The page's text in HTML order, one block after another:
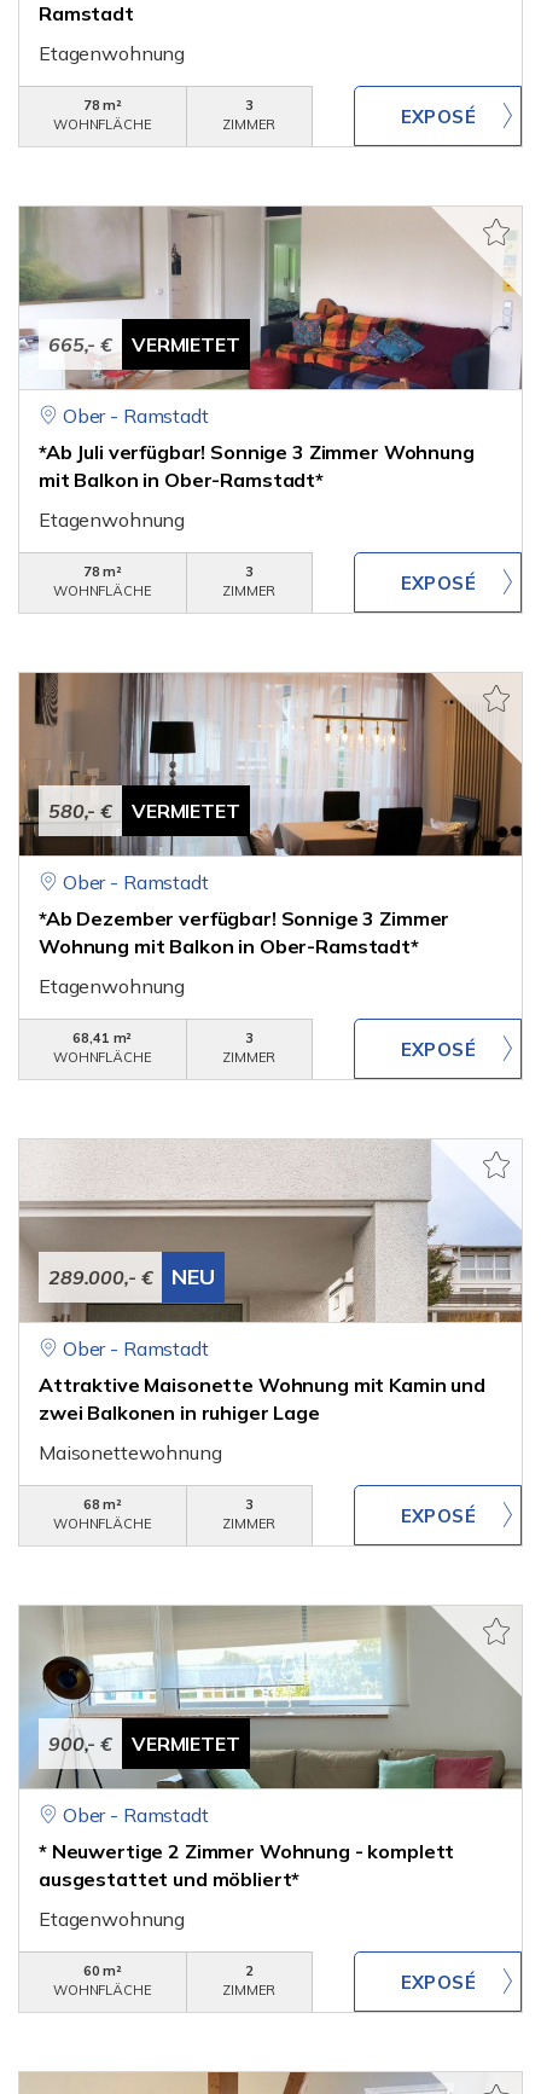
Ramstadt
Etagenwohnung
78 m²
WOHNFLÄCHE
3
ZIMMER
665,- € VERMIETET
Ober - Ramstadt
*Ab Juli verfügbar! Sonnige 3 Zimmer Wohnung
mit Balkon in Ober-Ramstadt*
Etagenwohnung
78 m²
WOHNFLÄCHE
3
ZIMMER
580,- € VERMIETET
Ober - Ramstadt
*Ab Dezember verfügbar! Sonnige 3 Zimmer
Wohnung mit Balkon in Ober-Ramstadt*
Etagenwohnung
68,41 m²
WOHNFLÄCHE
3
ZIMMER
289.000,- € NEU
Ober - Ramstadt
Attraktive Maisonette Wohnung mit Kamin und
zwei Balkonen in ruhiger Lage
Maisonettewohnung
68 m²
WOHNFLÄCHE
3
ZIMMER
900,- € VERMIETET
Ober - Ramstadt
* Neuwertige 2 Zimmer Wohnung - komplett
ausgestattet und möbliert*
Etagenwohnung
60 m²
WOHNFLÄCHE
2
ZIMMER